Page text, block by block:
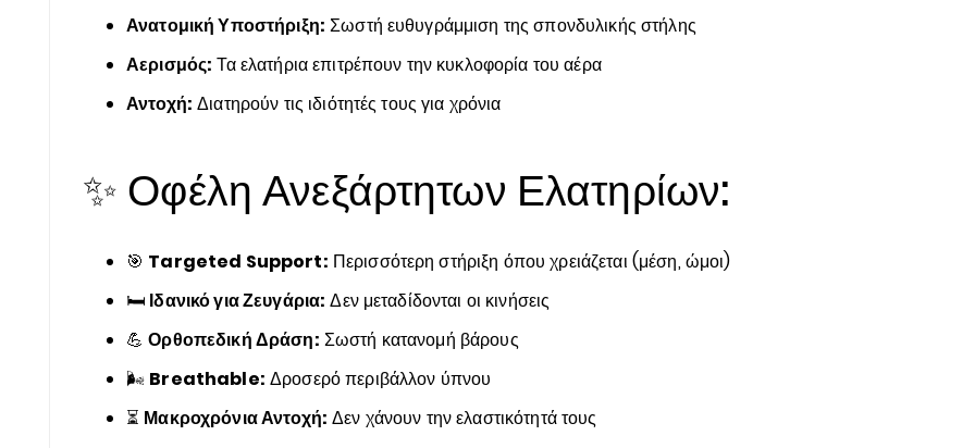
Ανατομική Υποστήριξη: Σωστή ευθυγράμμιση της σπονδυλικής στήλης
Αερισμός: Τα ελατήρια επιτρέπουν την κυκλοφορία του αέρα
Αντοχή: Διατηρούν τις ιδιότητές τους για χρόνια
✨ Οφέλη Ανεξάρτητων Ελατηρίων:
🎯 Targeted Support: Περισσότερη στήριξη όπου χρειάζεται (μέση, ώμοι)
🛏️ Ιδανικό για Ζευγάρια: Δεν μεταδίδονται οι κινήσεις
💪Ορθοπεδική Δράση: Σωστή κατανομή βάρους
🌬️ Breathable: Δροσερό περιβάλλον ύπνου
⏳ Μακροχρόνια Αντοχή: Δεν χάνουν την ελαστικότητά τους